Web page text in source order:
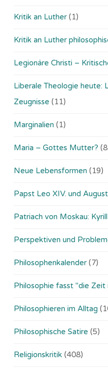
Kritik an Luther (1)
Kritik an Luther
Legionäre Christi –
Liberale Theologie heute:
Zeugnisse (11)
Marginalien (1)
Maria – Gottes Mutter?
Neue Lebensformen (19)
Papst Leo XIV. und
Patriach von Moskau:
Perspektiven und
Philosophenkalender (7)
Philosophie fasst "die Zeit
Philosophieren im Alltag
Philosophische Satire (5)
Religionskritik (408)